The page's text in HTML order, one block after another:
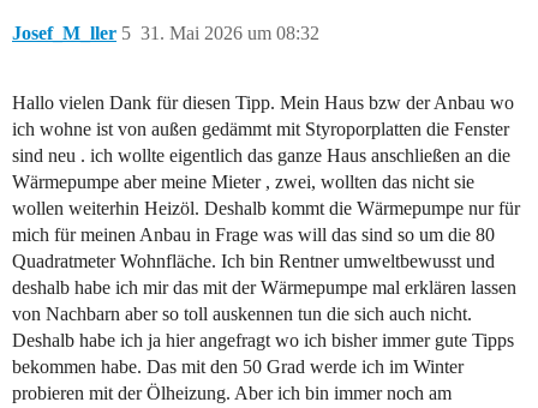
Josef_M_ller 31. Mai 2026 um 08:32
5
Hallo vielen Dank für diesen Tipp. Mein Haus bzw der Anbau wo
ich wohne ist von außen gedämmt mit Styroporplatten die Fenster
sind neu . ich wollte eigentlich das ganze Haus anschließen an die
Wärmepumpe aber meine Mieter , zwei, wollten das nicht sie
wollen weiterhin Heizöl. Deshalb kommt die Wärmepumpe nur für
mich für meinen Anbau in Frage was will das sind so um die 80
Quadratmeter Wohnfläche. Ich bin Rentner umweltbewusst und
deshalb habe ich mir das mit der Wärmepumpe mal erklären lassen
von Nachbarn aber so toll auskennen tun die sich auch nicht.
Deshalb habe ich ja hier angefragt wo ich bisher immer gute Tipps
bekommen habe. Das mit den 50 Grad werde ich im Winter
probieren mit der Ölheizung. Aber ich bin immer noch am